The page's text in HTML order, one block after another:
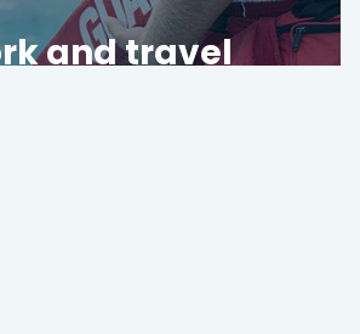
and travel